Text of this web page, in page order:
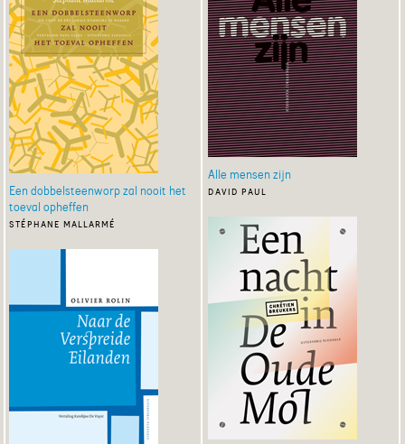
Een dobbelsteenworp zal nooit het
toeval opheffen
stéphane mallarmé
Alle mensen zijn
david paul